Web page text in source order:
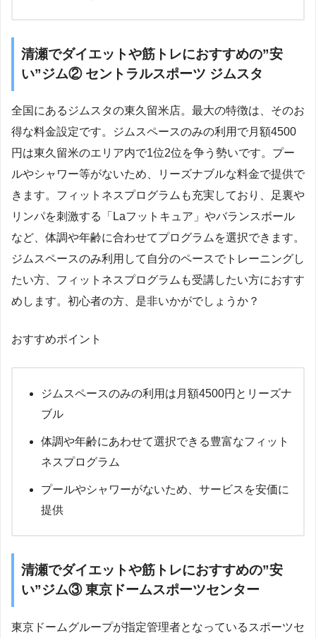
清瀬でダイエットや筋トレにおすすめの”安
い”ジム② セントラルスポーツ ジムスタ
全国にあるジムスタの東久留米店。最大の特徴は、そのお
得な料金設定です。ジムスペースのみの利用で月額4500
円は東久留米のエリア内で1位2位を争う勢いです。プー
ルやシャワー等がないため、リーズナブルな料金で提供で
きます。フィットネスプログラムも充実しており、足裏や
リンパを刺激する「Laフットキュア」やバランスボール
など、体調や年齢に合わせてプログラムを選択できます。
ジムスペースのみ利用して自分のペースでトレーニングし
たい方、フィットネスプログラムも受講したい方におすす
めします。初心者の方、是非いかがでしょうか？
おすすめポイント
ジムスペースのみの利用は月額4500円とリーズナ
ブル
体調や年齢にあわせて選択できる豊富なフィット
ネスプログラム
プールやシャワーがないため、サービスを安価に
提供
清瀬でダイエットや筋トレにおすすめの”安
い”ジム③ 東京ドームスポーツセンター
東京ドームグループが指定管理者となっているスポーツセ